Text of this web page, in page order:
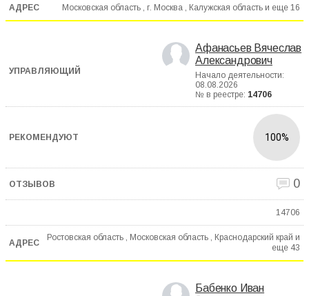
Московская область , г. Москва , Калужская область и еще 16
Афанасьев Вячеслав
Александрович
Начало деятельности:
08.08.2026
№ в реестре: 14706
100%
0
14706
Ростовская область , Московская область , Краснодарский край и
еще 43
Бабенко Иван